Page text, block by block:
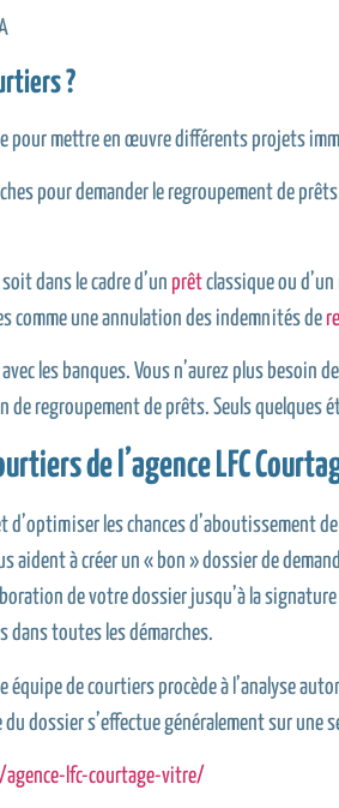
?
pour mettre en œuvre différents projets
pour demander le regroupement de
dans le cadre d’un prêtclassique ou
comme une annulation des indemnités de
les banques. Vous n’aurez plus besoin
de regroupement de prêts. Seuls
de l’agence LFC
d’optimiser les chances d’aboutissement
aident à créer un « bon » dossier de
de votre dossier jusqu’à la
dans toutes les démarches.
équipe de courtiers procède à l’analyse
dossier s’effectue généralement sur une
lfc-courtage-vitre/